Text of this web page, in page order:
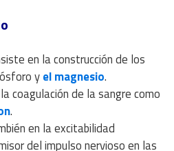
en la construcción de los
yel magnesio.
coagulación de la sangre como
.
en la excitabilidad
del impulso nervioso en las